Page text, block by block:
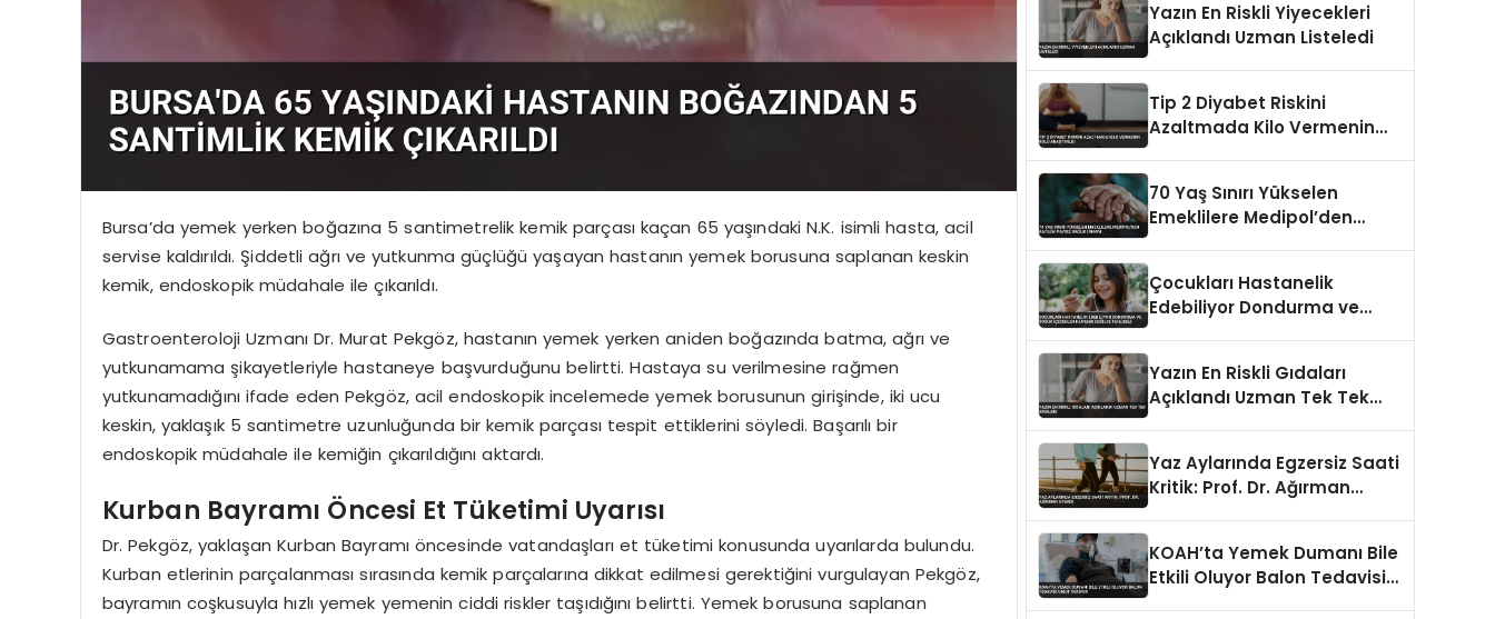
Bursa’da yemek yerken boğazına 5 santimetrelik kemik parçası kaçan 65 yaşındaki N.K. isimli hasta, acil
servise kaldırıldı. Şiddetli ağrı ve yutkunma güçlüğü yaşayan hastanın yemek borusuna saplanan keskin
kemik, endoskopik müdahale ile çıkarıldı.
Gastroenteroloji Uzmanı Dr. Murat Pekgöz, hastanın yemek yerken aniden boğazında batma, ağrı ve
yutkunamama şikayetleriyle hastaneye başvurduğunu belirtti. Hastaya su verilmesine rağmen
yutkunamadığını ifade eden Pekgöz, acil endoskopik incelemede yemek borusunun girişinde, iki ucu
keskin, yaklaşık 5 santimetre uzunluğunda bir kemik parçası tespit ettiklerini söyledi. Başarılı bir
endoskopik müdahale ile kemiğin çıkarıldığını aktardı.
Kurban Bayramı Öncesi Et Tüketimi Uyarısı
Dr. Pekgöz, yaklaşan Kurban Bayramı öncesinde vatandaşları et tüketimi konusunda uyarılarda bulundu.
Kurban etlerinin parçalanması sırasında kemik parçalarına dikkat edilmesi gerektiğini vurgulayan Pekgöz,
bayramın coşkusuyla hızlı yemek yemenin ciddi riskler taşıdığını belirtti. Yemek borusuna saplanan
Yazın En Riskli Yiyecekleri
Açıklandı Uzman Listeledi
Tip 2 Diyabet Riskini
Azaltmada Kilo Vermenin
70 Yaş Sınırı Yükselen
Emeklilere Medipol’den
Çocukları Hastanelik
Edebiliyor Dondurma ve
Yazın En Riskli Gıdaları
Açıklandı Uzman Tek Tek
Yaz Aylarında Egzersiz Saati
Kritik: Prof. Dr. Ağırman
KOAH’ta Yemek Dumanı Bile
Etkili Oluyor Balon Tedavisi